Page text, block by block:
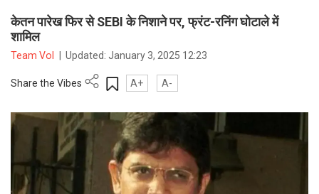
केतन पारेख फिर से SEBI के निशाने पर, फ्रंट-रनिंग घोटाले में
शामिल
Team VoI Updated:January 3, 2025 12:23
Share the Vibes A+ A-